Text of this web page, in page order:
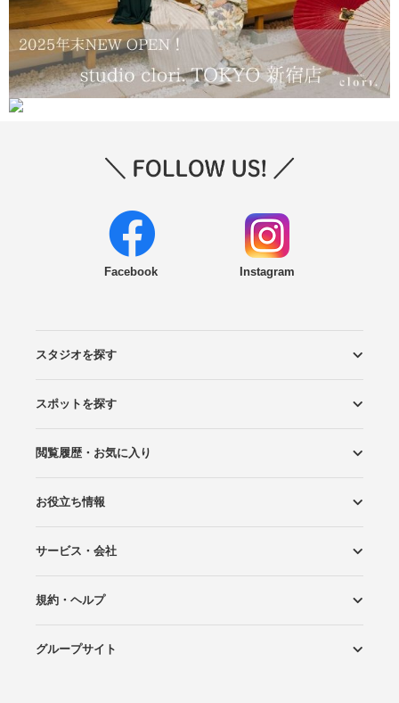
Facebook Instagram
スタジオを探す
エリアから探す
こだわりから探す
NEW PHOTO STYLE
プランから探す
フォトタイプ診断
フォトグラファーから探す
国内リゾートから探す
スポットを探す
ロケーションから探す
スタジオから探す
閲覧履歴・お気に入り
閲覧スタジオ
お気に入り
お役立ち情報
Wedding Photo マガジン
はじめてガイド
サービス・会社
Photoraitとは
スタジオの掲載について
お問い合わせ
運営会社
サイトマップ
規約・ヘルプ
プライバシーポリシー
利用規約
ヘルプ
グループサイト